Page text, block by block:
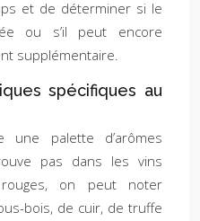
et de déterminer si le
ou s’il peut encore
supplémentaire.
spécifiques au
une palette d’arômes
pas dans les vins
on peut noter
bois, de cuir, de truffe